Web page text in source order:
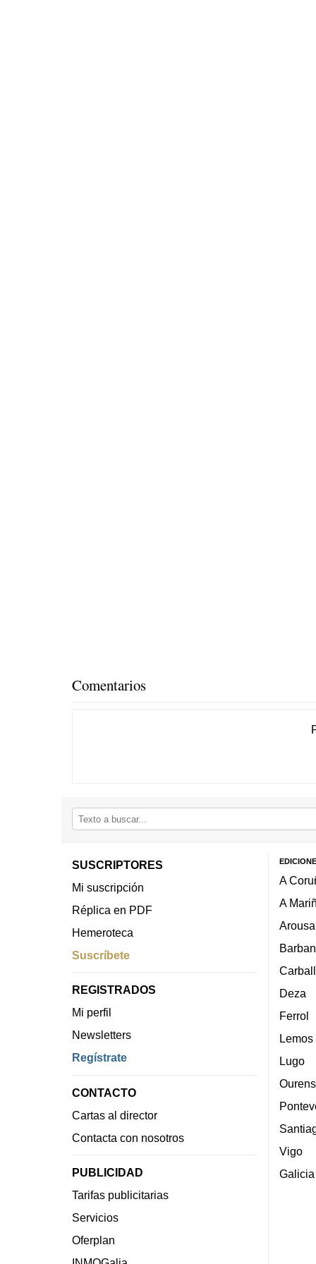
Comentarios
SUSCRIPTORES
Mi suscripción
Réplica en PDF
Hemeroteca
Suscríbete
REGISTRADOS
Mi perfil
Newsletters
Regístrate
CONTACTO
Cartas al director
Contacta con nosotros
PUBLICIDAD
Tarifas publicitarias
Servicios
Oferplan
A
A
Arousa
Deza
Ferrol
Lemos
Lugo
Vigo